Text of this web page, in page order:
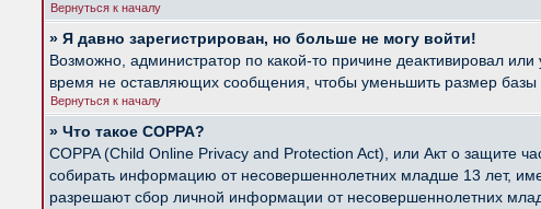
Вернуться к началу
» Я давно зарегистрирован, но больше не могу войти!
Возможно, администратор по какой-то причине деактивировал
время не оставляющих сообщения, чтобы уменьшить размер базы
Вернуться к началу
» Что такое COPPA?
COPPA (Child Online Privacy and Protection Act), или Акт о защите
собирать информацию от несовершеннолетних младше 13 лет,
разрешают сбор личной информации от несовершеннолетних